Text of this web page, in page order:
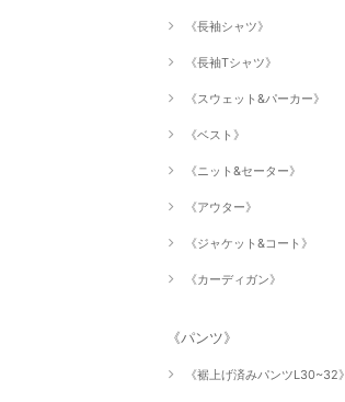
《長袖シャツ》
《長袖Tシャツ》
《スウェット&パーカー》
《ベスト》
《ニット&セーター》
《アウター》
《ジャケット&コート》
《カーディガン》
《パンツ》
《裾上げ済みパンツL30~32》